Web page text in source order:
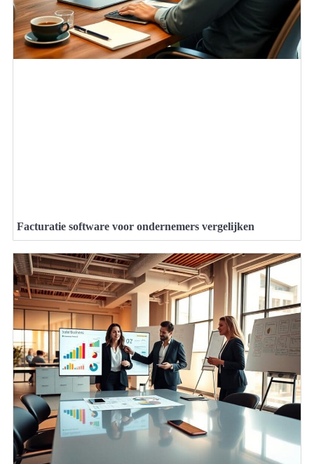
Facturatie software voor ondernemers vergelijken